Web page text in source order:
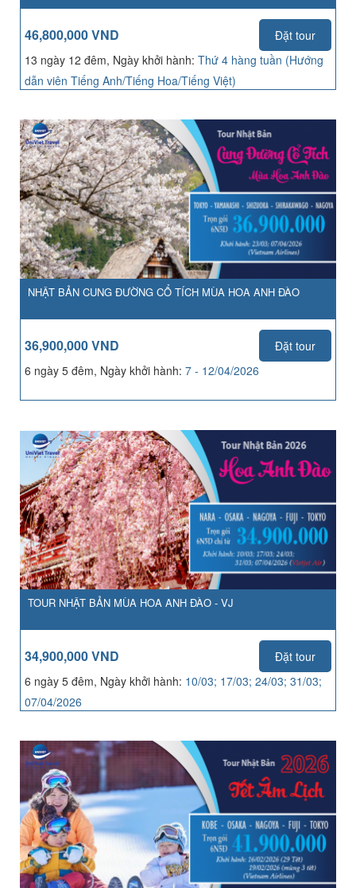
46,800,000 VND
Đặt tour
13 ngày 12 đêm, Ngày khởi hành: Thứ 4 hàng tuần (Hướng
dẫn viên Tiếng Anh/Tiếng Hoa/Tiếng Việt)
NHẬT BẢN CUNG ĐƯỜNG CỔ TÍCH MÙA HOA ANH ĐÀO
36,900,000 VND
Đặt tour
6 ngày 5 đêm, Ngày khởi hành: 7 - 12/04/2026
TOUR NHẬT BẢN MÙA HOA ANH ĐÀO - VJ
34,900,000 VND
Đặt tour
6 ngày 5 đêm, Ngày khởi hành: 10/03; 17/03; 24/03; 31/03;
07/04/2026